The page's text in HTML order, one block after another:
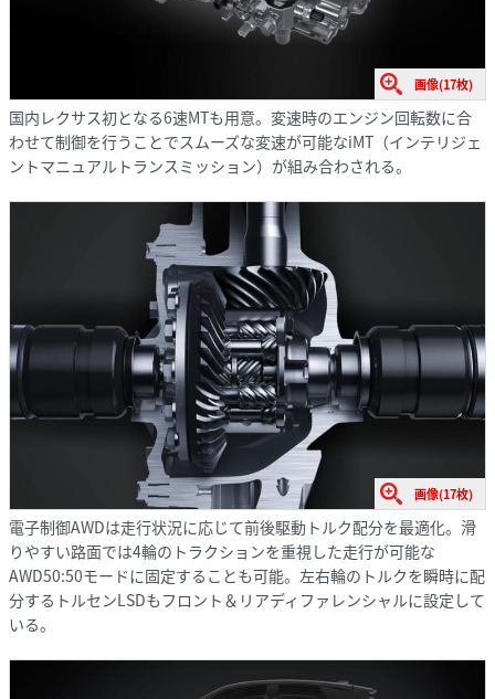
画像(17枚)
国内レクサス初となる6速MTも用意。変速時のエンジン回転数に合
わせて制御を行うことでスムーズな変速が可能なiMT（インテリジェ
ントマニュアルトランスミッション）が組み合わされる。
画像(17枚)
電子制御AWDは走行状況に応じて前後駆動トルク配分を最適化。滑
りやすい路面では4輪のトラクションを重視した走行が可能な
AWD50:50モードに固定することも可能。左右輪のトルクを瞬時に配
分するトルセンLSDもフロント＆リアディファレンシャルに設定して
いる。